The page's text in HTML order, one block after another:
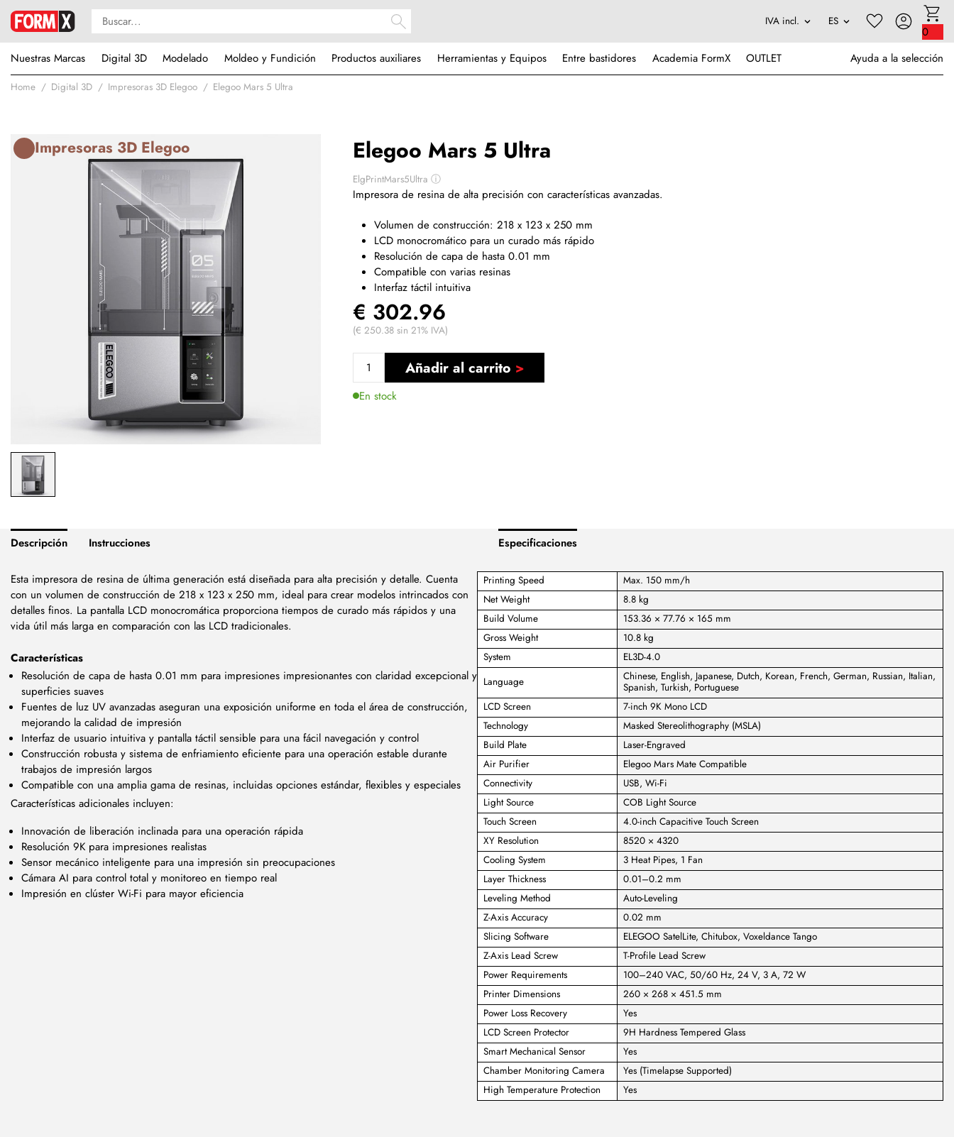
0
Nuestras Marcas
Digital 3D Modelado Moldeo y Fundición Productos auxiliares Herramientas y Equipos Entre bastidores Academia FormX OUTLET Ayuda a la selección
Home Digital 3D Impresoras 3D Elegoo Elegoo Mars 5 Ultra
Elegoo Mars 5 Ultra
ElgPrintMars5Ultraⓘ
Impresoras 3D Elegoo
Impresora de resina de alta precisión con características avanzadas.
Volumen de construcción: 218 x 123 x 250 mm
LCD monocromático para un curado más rápido
Resolución de capa de hasta 0.01 mm
Compatible con varias resinas
Interfaz táctil intuitiva
€ 302.96
(€ 250.38 sin 21% IVA)
Añadir al carrito
En stock
Descripción Instrucciones Especificaciones
Esta impresora de resina de última generación está diseñada para alta precisión y detalle. Cuenta
con un volumen de construcción de 218 x 123 x 250 mm, ideal para crear modelos intrincados con
detalles finos. La pantalla LCD monocromática proporciona tiempos de curado más rápidos y una
vida útil más larga en comparación con las LCD tradicionales.
Características
Resolución de capa de hasta 0.01 mm para impresiones impresionantes con claridad excepcional y
superficies suaves
Fuentes de luz UV avanzadas aseguran una exposición uniforme en toda el área de construcción,
mejorando la calidad de impresión
Interfaz de usuario intuitiva y pantalla táctil sensible para una fácil navegación y control
Construcción robusta y sistema de enfriamiento eficiente para una operación estable durante
trabajos de impresión largos
Compatible con una amplia gama de resinas, incluidas opciones estándar, flexibles y especiales
Características adicionales incluyen:
Innovación de liberación inclinada para una operación rápida
Resolución 9K para impresiones realistas
Sensor mecánico inteligente para una impresión sin preocupaciones
Cámara AI para control total y monitoreo en tiempo real
Impresión en clúster Wi-Fi para mayor eficiencia
Printing Speed
Max. 150 mm/h
Net Weight
8.8 kg
Build Volume
153.36 × 77.76 × 165 mm
Gross Weight
10.8 kg
System
EL3D-4.0
Language
Chinese, English, Japanese, Dutch, Korean, French, German, Russian, Italian,
Spanish, Turkish, Portuguese
LCD Screen
7-inch 9K Mono LCD
Technology
Masked Stereolithography (MSLA)
Build Plate
Laser-Engraved
Air Purifier
Elegoo Mars Mate Compatible
Connectivity
USB, Wi-Fi
Light Source
COB Light Source
Touch Screen
4.0-inch Capacitive Touch Screen
XY Resolution
8520 × 4320
Cooling System
3 Heat Pipes, 1 Fan
Layer Thickness
0.01–0.2 mm
Leveling Method
Auto-Leveling
Z-Axis Accuracy
0.02 mm
Slicing Software
ELEGOO SatelLite, Chitubox, Voxeldance Tango
Z-Axis Lead Screw
T-Profile Lead Screw
Power Requirements
100–240 VAC, 50/60 Hz, 24 V, 3 A, 72 W
Printer Dimensions
260 × 268 × 451.5 mm
Power Loss Recovery
Yes
LCD Screen Protector
9H Hardness Tempered Glass
Smart Mechanical Sensor
Yes
Chamber Monitoring Camera
Yes (Timelapse Supported)
High Temperature Protection
Yes